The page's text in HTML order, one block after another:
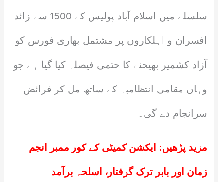
سلسلے میں اسلام آباد پولیس کے 1500 سے زائد
افسران و اہلکاروں پر مشتمل بھاری فورس کو
آزاد کشمیر بھیجنے کا حتمی فیصلہ کیا گیا ہے جو
وہاں مقامی انتظامیہ کے ساتھ مل کر فرائض
سرانجام دے گی۔
مزید پڑھیں: ایکشن کمیٹی کے کور ممبر انجم
زمان اور بابر ترک گرفتار، اسلحہ برآمد